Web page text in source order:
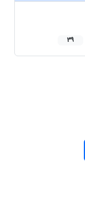
39